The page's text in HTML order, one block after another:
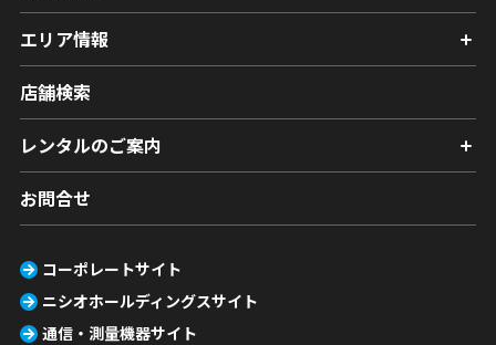
エリア情報
店舗検索
レンタルのご案内
お問合せ
コーポレートサイト
ニシオホールディングスサイト
通信・測量機器サイト